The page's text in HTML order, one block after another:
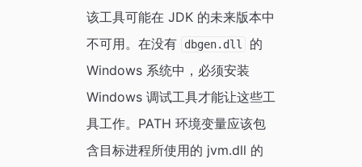
该工具可能在 JDK 的未来版本中
不可用。在没有
dbgen.dll
的
Windows 系统中，必须安装
Windows 调试工具才能让这些工
具工作。PATH 环境变量应该包
含目标进程所使用的 jvm.dll 的